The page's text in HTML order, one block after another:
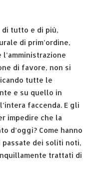
di tutto e di più,
di prim’ordine,
di favore, non si
tutte le
e su quello in
faccenda. E gli
impedire che la
d’oggi? Come hanno
dei soliti noti,
trattati di